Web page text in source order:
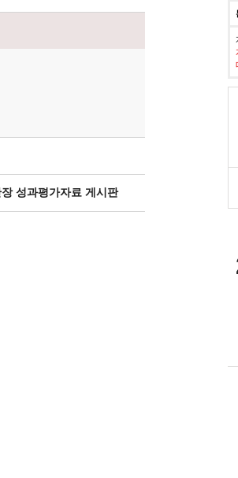
성과평가자료 게시판